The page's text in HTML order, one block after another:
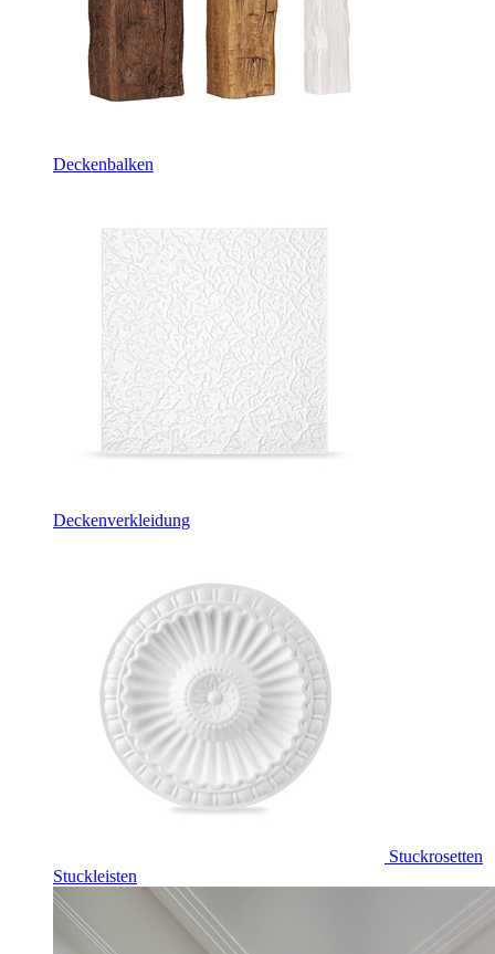
Deckenbalken
Deckenverkleidung
Stuckrosetten
Stuckleisten